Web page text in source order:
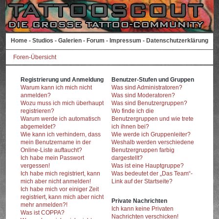
Home - Studios - Galerien - Forum - Impressum - Datenschutzerklärung
Foren-Übersicht
Registrierung und Anmeldung
Warum kann ich mich nicht
anmelden?
Wozu muss ich mich überhaupt
registrieren?
Warum werde ich automatisch
abgemeldet?
Wie kann ich verhindern, dass
mein Benutzername in der
Online-Liste auftaucht?
Ich habe mein Passwort
vergessen!
Ich habe mich registriert, kann
mich aber nicht anmelden!
Ich habe mich vor einiger Zeit
registriert, kann mich aber nicht
mehr anmelden?!
Was ist COPPA?
Benutzer-Stufen und Gruppen
Was sind Administratoren?
Was sind Moderatoren?
Was sind Benutzergruppen?
Wo finde ich die
Benutzergruppen und wie trete
ich ihnen bei?
Wie werde ich Gruppenleiter?
Weshalb werden verschiedene
Benutzergruppen farbig
dargestellt?
Was ist eine Hauptgruppe?
Was bedeutet der „Das Team“-
Link auf der Startseite?
Private Nachrichten
Ich kann keine Privaten
Nachrichten verschicken!